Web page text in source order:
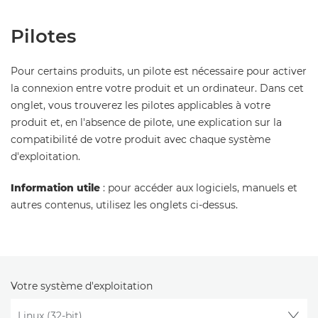
Pilotes
Pour certains produits, un pilote est nécessaire pour activer
la connexion entre votre produit et un ordinateur. Dans cet
onglet, vous trouverez les pilotes applicables à votre
produit et, en l'absence de pilote, une explication sur la
compatibilité de votre produit avec chaque système
d'exploitation.
Information utile : pour accéder aux logiciels, manuels et
autres contenus, utilisez les onglets ci-dessus.
Votre système d'exploitation